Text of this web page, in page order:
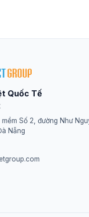
Quốc Tế
Số 2, đường Như
Nẵng